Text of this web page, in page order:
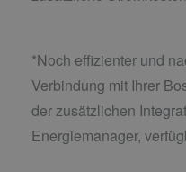
*Noch effizienter und
Verbindung mit Ihrer
der zusätzlichen
Energiemanager,